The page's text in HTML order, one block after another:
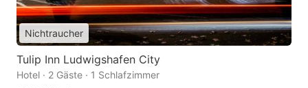
Nichtraucher
Tulip Inn Ludwigshafen City
Hotel · 2 Gäste · 1 Schlafzimmer